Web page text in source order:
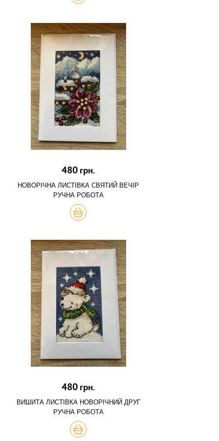
480 грн.
НОВОРІЧНА ЛИСТІВКА СВЯТИЙ ВЕЧІР
РУЧНА РОБОТА
КУПИТЬ
480 грн.
ВИШИТА ЛИСТІВКА НОВОРІЧНИЙ ДРУГ
РУЧНА РОБОТА
КУПИТЬ